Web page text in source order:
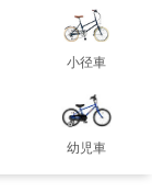
小径車
幼児車